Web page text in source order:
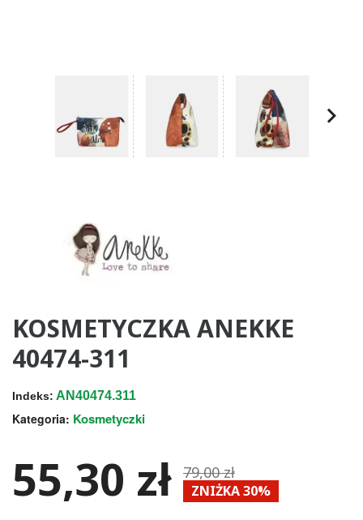
KOSMETYCZKA ANEKKE
40474-311
Indeks: AN40474.311
Kategoria: Kosmetyczki
55,30 zł 79,00 zł
ZNIŻKA 30%